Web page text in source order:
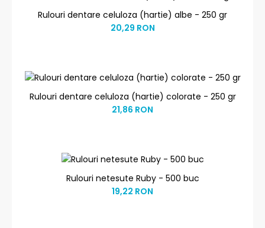
Rulouri dentare celuloza (hartie) albe - 250 gr
20,29 RON
Rulouri dentare celuloza (hartie) colorate - 250 gr
21,86 RON
Rulouri netesute Ruby - 500 buc
19,22 RON